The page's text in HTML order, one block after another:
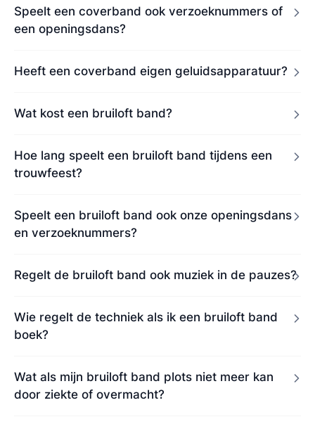
Speelt een coverband ook verzoeknummers of
een openingsdans?
Heeft een coverband eigen geluidsapparatuur?
Wat kost een bruiloft band?
Hoe lang speelt een bruiloft band tijdens een
trouwfeest?
Speelt een bruiloft band ook onze openingsdans
en verzoeknummers?
Regelt de bruiloft band ook muziek in de pauzes?
Wie regelt de techniek als ik een bruiloft band
boek?
Wat als mijn bruiloft band plots niet meer kan
door ziekte of overmacht?